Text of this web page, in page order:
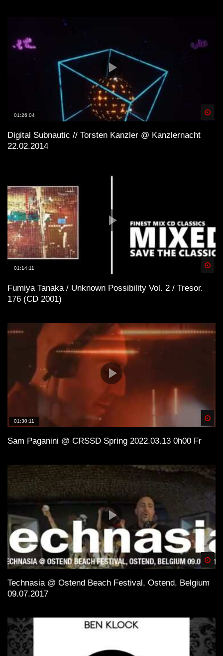
01:26:04
Digital Subnautic // Torsten Kanzler @ Kanzlernacht
22.02.2014
01:14:11
Fumiya Tanaka / Unknown Possibility Vol. 2 / Tresor.
176 (CD 2001)
01:30:11
Sam Paganini @ CRSSD Spring 2022.03.13 0h00 Fr
Technasia @ Ostend Beach Festival, Ostend, Belgium
09.07.2017